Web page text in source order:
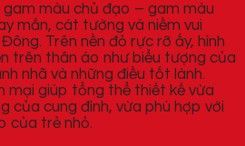
màu chủ đạo – gam màu
mắn, cát tường và niềm vui
Trên nền đỏ rực rỡ ấy, hình
trên thân áo như biểu tượng của
nhã và những điều tốt lành.
mại giúp tổng thể thiết kế vừa
của cung đình, vừa phù hợp với
của trẻ nhỏ.